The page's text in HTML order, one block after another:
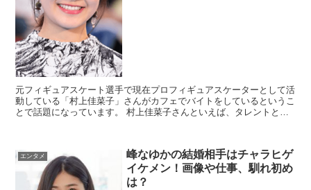
元フィギュアスケート選手で現在プロフィギュアスケーターとして活
動している「村上佳菜子」さんがカフェでバイトをしているというこ
とで話題になっています。 村上佳菜子さんといえば、タレントとし
エンタメ
峰なゆかの結婚相手はチャラヒゲ
イケメン！画像や仕事、馴れ初め
は？